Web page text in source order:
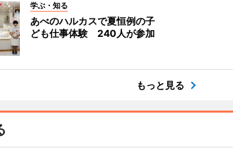
学ぶ・知る
あべのハルカスで夏恒例の子
ども仕事体験 240人が参加
もっと見る